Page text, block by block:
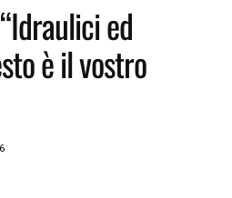
ed
è il vostro